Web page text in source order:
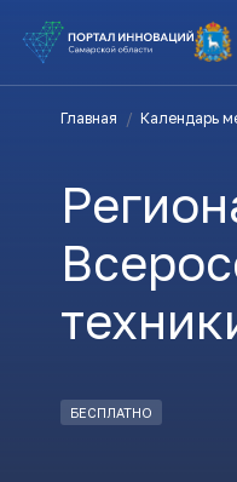
Главная / Календарь
БЕСПЛАТНО